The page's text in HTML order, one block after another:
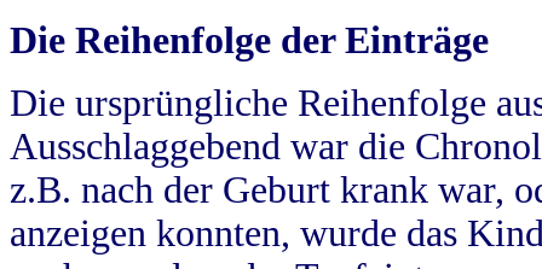
Die Reihenfolge der Einträge
Die ursprüngliche Reihenfolge
Ausschlaggebend war die
z.B. nach der Geburt krank war,
anzeigen konnten, wurde das